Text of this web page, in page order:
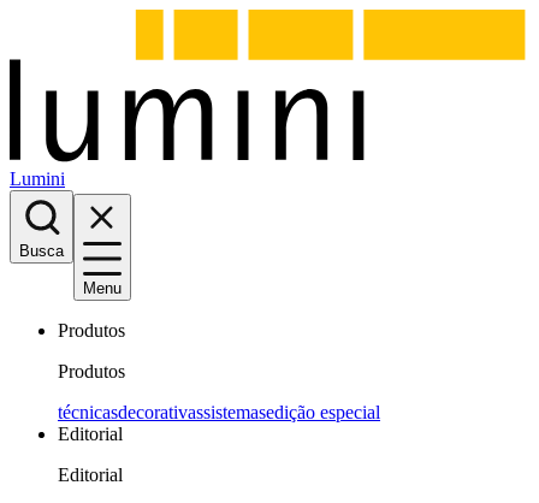
Lumini
Busca
Menu
Produtos
Produtos
técnicasdecorativassistemasedição especial
Editorial
Editorial